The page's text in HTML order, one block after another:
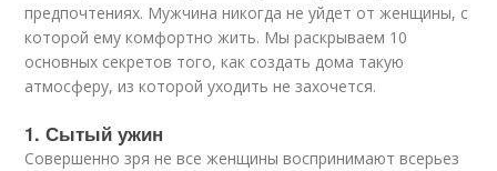
предпочтениях. Мужчина никогда не уйдет от женщины, с
которой ему комфортно жить. Мы раскрываем 10
основных секретов того, как создать дома такую
атмосферу, из которой уходить не захочется.
1. Сытый ужин
Совершенно зря не все женщины воспринимают всерьез